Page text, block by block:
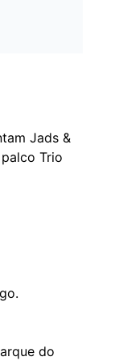
Jads &
Trio
do